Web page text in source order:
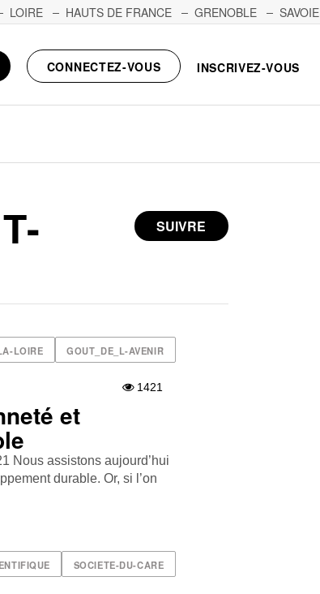
LOIRE HAUTS DE FRANCE GRENOBLE
SAVOIE
CONNECTEZ-VOUS INSCRIVEZ-VOUS
SUIVRE
LOIRE GOUT_DE_L-AVENIR
1421
et
Nous assistons aujourd’hui
durable. Or, si l’on
SOCIETE-DU-CARE